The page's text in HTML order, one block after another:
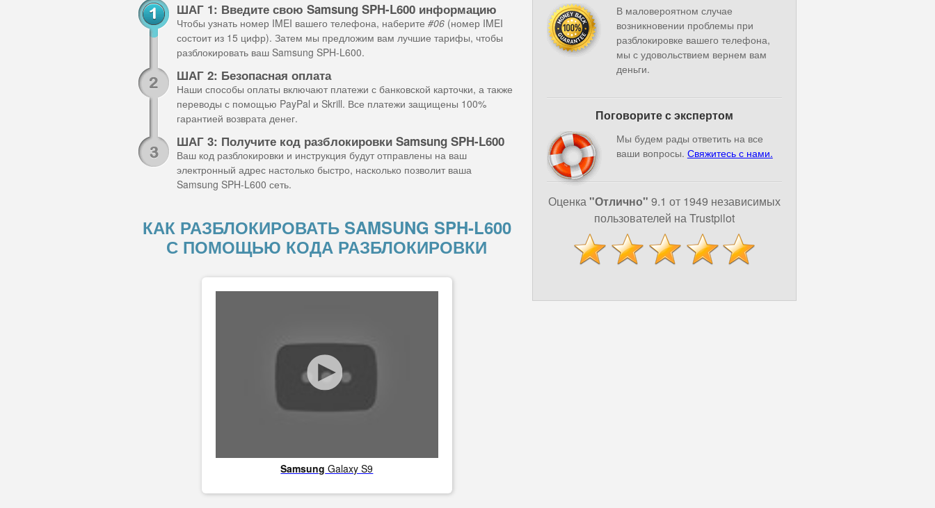
ШАГ 1: Введите свою Samsung SPH-L600 информацию
Чтобы узнать номер IMEI вашего телефона, наберите #06 (номер IMEI
состоит из 15 цифр). Затем мы предложим вам лучшие тарифы, чтобы
разблокировать ваш Samsung SPH-L600.
ШАГ 2: Безопасная оплата
Наши способы оплаты включают платежи с банковской карточки, а также
переводы с помощью PayPal и Skrill. Все платежи защищены 100%
гарантией возврата денег.
ШАГ 3: Получите код разблокировки Samsung SPH-L600
Ваш код разблокировки и инструкция будут отправлены на ваш
электронный адрес настолько быстро, насколько позволит ваша
Samsung SPH-L600 сеть.
КАК РАЗБЛОКИРОВАТЬ SAMSUNG SPH-L600
С ПОМОЩЬЮ КОДА РАЗБЛОКИРОВКИ
Samsung Galaxy S9
В маловероятном случае
возникновении проблемы при
разблокировке вашего телефона,
мы с удовольствием вернем вам
деньги.
Поговорите с экспертом
Мы будем рады ответить на все
ваши вопросы. Свяжитесь с нами.
Оценка"Отлично" 9.1 от 1949 независимых
пользователей на Trustpilot